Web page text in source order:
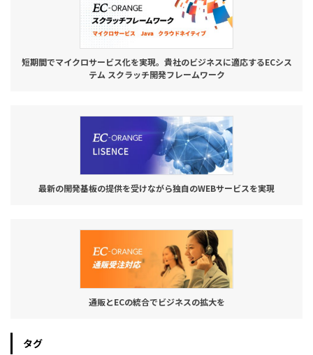
短期間でマイクロサービス化を実現。貴社のビジネスに適応するECシス
テム スクラッチ開発フレームワーク
最新の開発基板の提供を受けながら独自のWEBサービスを実現
通販とECの統合でビジネスの拡大を
タグ